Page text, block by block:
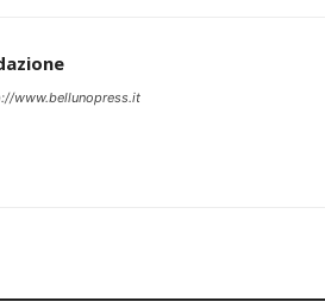
www.bellunopress.it